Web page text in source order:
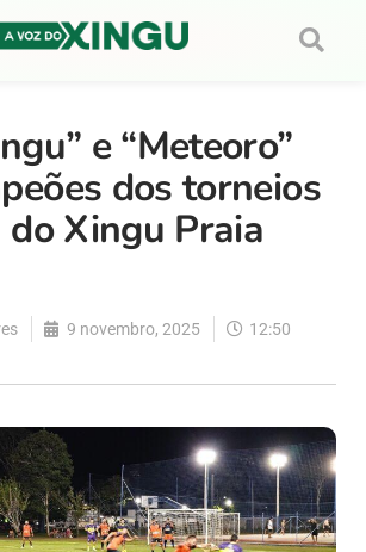
e “Meteoro”
dos torneios
Xingu Praia
9 novembro, 2025 12:50